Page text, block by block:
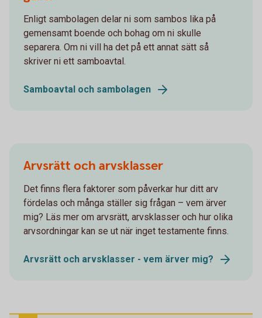
Enligt sambolagen delar ni som sambos lika på
gemensamt boende och bohag om ni skulle
separera. Om ni vill ha det på ett annat sätt så
skriver ni ett samboavtal.
Samboavtal och sambolagen
Arvsrätt och arvsklasser
Det finns flera faktorer som påverkar hur ditt arv
fördelas och många ställer sig frågan – vem ärver
mig? Läs mer om arvsrätt, arvsklasser och hur olika
arvsordningar kan se ut när inget testamente finns.
Arvsrätt och arvsklasser - vem ärver mig?